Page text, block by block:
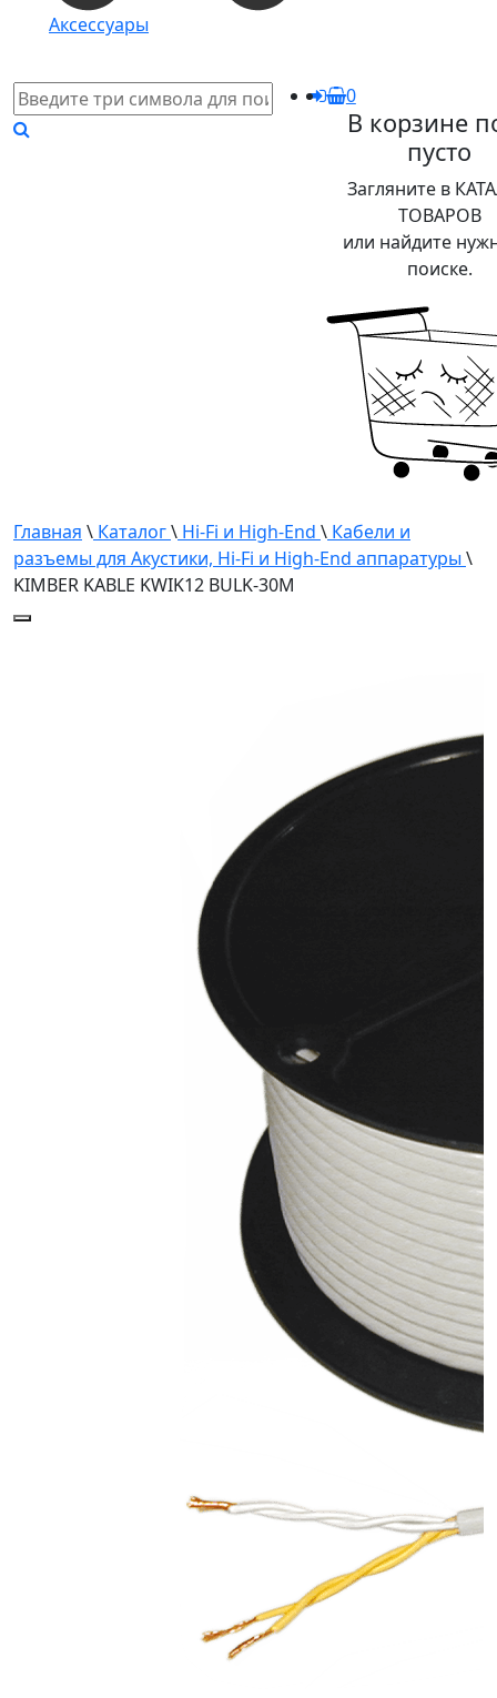
Аксессуары
0
В корзине
пусто
Загляните в
ТОВАРОВ
или найдите
поиске.
Главная \ Каталог\ Hi-Fi и High-End \ Кабели и
разъемы для Акустики, Hi-Fi и High-End аппаратуры \
KIMBER KABLE KWIK12 BULK-30M